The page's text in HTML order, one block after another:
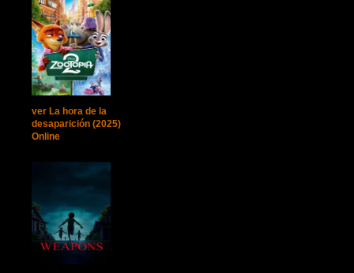
ver La hora de la
desaparición (2025)
Online